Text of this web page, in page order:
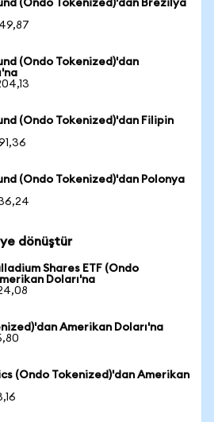
(Ondo Tokenized)'dan Brezilya
(Ondo Tokenized)'dan
(Ondo Tokenized)'dan Filipin
(Ondo Tokenized)'dan Polonya
dönüştür
Shares ETF (Ondo
Doları'na
Amerikan Doları'na
(Ondo Tokenized)'dan Amerikan